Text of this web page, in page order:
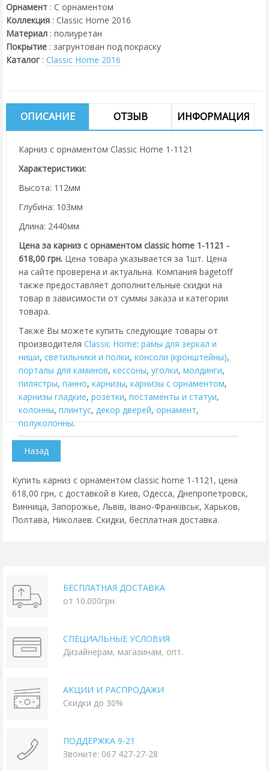
Орнамент : С орнаментом
Коллекция : Classic Home 2016
Материал : полиуретан
Покрытие : загрунтован под покраску
Каталог : Classic Home 2016
ОПИСАНИЕ ОТЗЫВ ИНФОРМАЦИЯ
Карниз с орнаментом Classic Home 1-1121
Характеристики:
Высота: 112мм
Глубина: 103мм
Длина: 2440мм
Цена за карниз с орнаментом classic home 1-1121 -
618,00 грн. Цена товара указывается за 1шт. Цена
на сайте проверена и актуальна. Компания bagetoff
также предоставляет дополнительные скидки на
товар в зависимости от суммы заказа и категории
товара.
Также Вы можете купить следующие товары от
производителя Classic Home: рамы для зеркал и
ниши, cветильники и полки, консоли (кронштейны),
порталы для каминов, кессоны, уголки, молдинги,
пилястры, панно, карнизы, карнизы с орнаментом,
карнизы гладкие, розетки, постаменты и статуи,
колонны, плинтус, декор дверей, орнамент,
полуколонны.
Купить карниз с орнаментом classic home 1-1121, цена
618,00 грн, с доставкой в Киев, Одесса, Днепропетровск,
Винница, Запорожье, Львів, Івано-Франківськ, Харьков,
Полтава, Николаев. Скидки, бесплатная доставка.
БЕСПЛАТНАЯ ДОСТАВКА
от 10.000грн.
СПЕЦИАЛЬНЫЕ УСЛОВИЯ
Дизайнерам, магазинам, опт.
АКЦИИ И РАСПРОДАЖИ
Скидки до 30%
ПОДДЕРЖКА 9-21
Звоните: 067 427-27-28